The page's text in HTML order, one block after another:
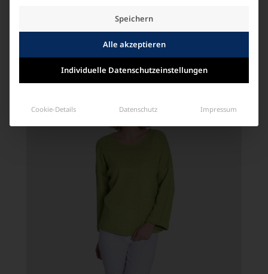
Ähnliche Produkte
Speichern
Alle akzeptieren
Individuelle Datenschutzeinstellungen
Cookie-Details Datenschutz Impressum